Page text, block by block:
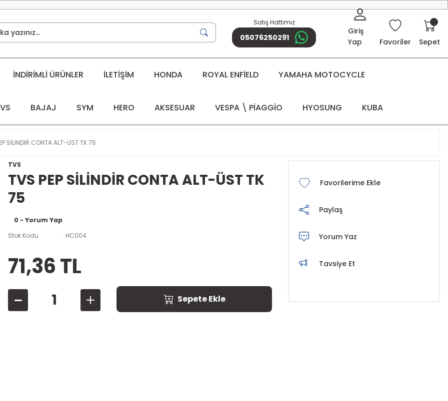
Satış Hattımız
05076250291
Giriş
Yap
Favoriler Sepet
İNDİRİMLİ ÜRÜNLER İLETİŞİM HONDA ROYAL ENFİELD YAMAHA MOTOCYCLE
BAJAJ SYM HERO AKSESUAR VESPA \ PİAGGİO HYOSUNG KUBA
SİLİNDİR CONTA ALT-ÜST TK 75
TVS
TVS PEP SİLİNDİR CONTA ALT-ÜST TK
75
0 - Yorum Yap
Stok Kodu
HC004
71,36 TL
Sepete Ekle
Paylaş
Yorum Yaz
Tavsiye Et